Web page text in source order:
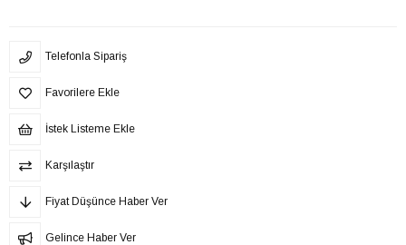
Telefonla Sipariş
Favorilere Ekle
İstek Listeme Ekle
Karşılaştır
Fiyat Düşünce Haber Ver
Gelince Haber Ver